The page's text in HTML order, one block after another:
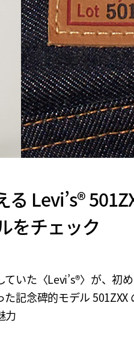
Levi’s®
をチェック
いた〈Levi’s®〉が、初
記念碑的モデル 501ZXX
力